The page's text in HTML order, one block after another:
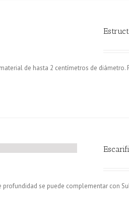
de hasta 2 centímetros de diámetro.
profundidad se puede complementar con